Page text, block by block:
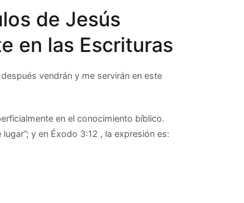
de Jesús
en las Escrituras
vendrán y me servirán en este
en el conocimiento bíblico.
y en Éxodo 3:12 , la expresión es: